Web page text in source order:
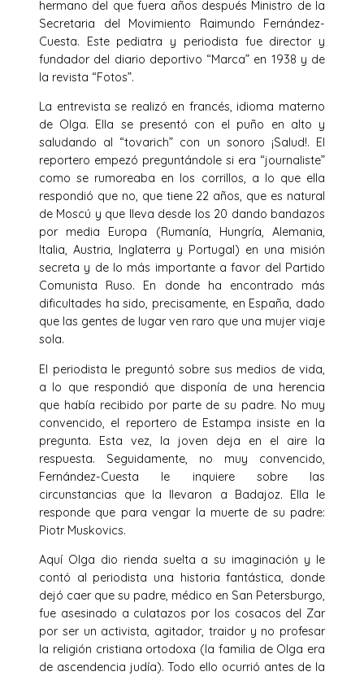
hermano del que fuera años después Ministro de la
Secretaria del Movimiento Raimundo Fernández-
Cuesta. Este pediatra y periodista fue director y
fundador del diario deportivo “Marca” en 1938 y de
la revista “Fotos”.
La entrevista se realizó en francés, idioma materno
de Olga. Ella se presentó con el puño en alto y
saludando al “tovarich” con un sonoro ¡Salud!. El
reportero empezó preguntándole si era “journaliste”
como se rumoreaba en los corrillos, a lo que ella
respondió que no, que tiene 22 años, que es natural
de Moscú y que lleva desde los 20 dando bandazos
por media Europa (Rumanía, Hungría, Alemania,
Italia, Austria, Inglaterra y Portugal) en una misión
secreta y de lo más importante a favor del Partido
Comunista Ruso. En donde ha encontrado más
dificultades ha sido, precisamente, en España, dado
que las gentes de lugar ven raro que una mujer viaje
sola.
El periodista le preguntó sobre sus medios de vida,
a lo que respondió que disponía de una herencia
que había recibido por parte de su padre. No muy
convencido, el reportero de Estampa insiste en la
pregunta. Esta vez, la joven deja en el aire la
respuesta. Seguidamente, no muy convencido,
Fernández-Cuesta le inquiere sobre las
circunstancias que la llevaron a Badajoz. Ella le
responde que para vengar la muerte de su padre:
Piotr Muskovics.
Aquí Olga dio rienda suelta a su imaginación y le
contó al periodista una historia fantástica, donde
dejó caer que su padre, médico en San Petersburgo,
fue asesinado a culatazos por los cosacos del Zar
por ser un activista, agitador, traidor y no profesar
la religión cristiana ortodoxa (la familia de Olga era
de ascendencia judía). Todo ello ocurrió antes de la